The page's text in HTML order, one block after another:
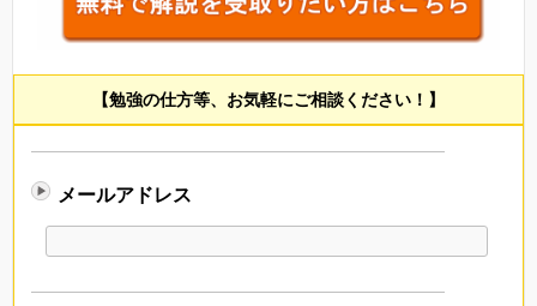
【勉強の仕方等、お気軽にご相談ください！】
メールアドレス